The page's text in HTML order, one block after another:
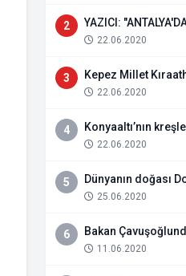
2 YAZICI:
22.06.2020
3 Kepez Millet
22.06.2020
4 Konyaaltı’nın
22.06.2020
5 Dünyanın doğası
25.06.2020
6 Bakan
11.06.2020